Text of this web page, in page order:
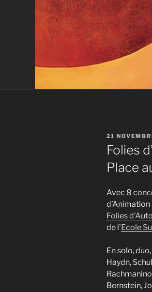
PUBLIÉ
LE
21
Folies
Place
Avec 8
Folies
de l’ Ecole
En solo,
Haydn,
Bernstein,